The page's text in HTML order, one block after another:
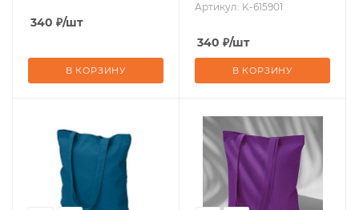
340 ₽/шт
В КОРЗИНУ
Артикул: K-615901
340 ₽/шт
В КОРЗИНУ